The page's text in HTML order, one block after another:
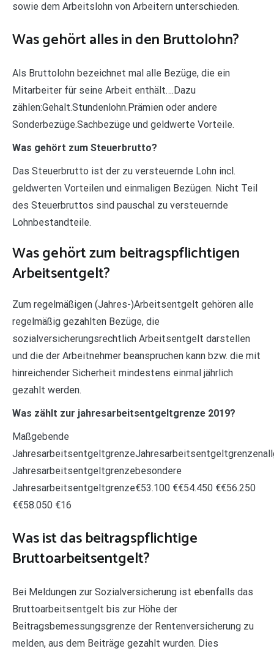
sowie dem Arbeitslohn von Arbeitern unterschieden.
Was gehört alles in den Bruttolohn?
Als Bruttolohn bezeichnet mal alle Bezüge, die ein
Mitarbeiter für seine Arbeit enthält….Dazu
zählen:Gehalt.Stundenlohn.Prämien oder andere
Sonderbezüge.Sachbezüge und geldwerte Vorteile.
Was gehört zum Steuerbrutto?
Das Steuerbrutto ist der zu versteuernde Lohn incl.
geldwerten Vorteilen und einmaligen Bezügen. Nicht Teil
des Steuerbruttos sind pauschal zu versteuernde
Lohnbestandteile.
Was gehört zum beitragspflichtigen
Arbeitsentgelt?
Zum regelmäßigen (Jahres-)Arbeitsentgelt gehören alle
regelmäßig gezahlten Bezüge, die
sozialversicherungsrechtlich Arbeitsentgelt darstellen
und die der Arbeitnehmer beanspruchen kann bzw. die mit
hinreichender Sicherheit mindestens einmal jährlich
gezahlt werden.
Was zählt zur jahresarbeitsentgeltgrenze 2019?
Maßgebende
Jahresarbeitsentgeltgrenzebesondere
Jahresarbeitsentgeltgrenze€53.100 €€54.450 €€56.250
€€58.050 €16
Was ist das beitragspflichtige
Bruttoarbeitsentgelt?
Bei Meldungen zur Sozialversicherung ist ebenfalls das
Bruttoarbeitsentgelt bis zur Höhe der
Beitragsbemessungsgrenze der Rentenversicherung zu
melden, aus dem Beiträge gezahlt wurden. Dies